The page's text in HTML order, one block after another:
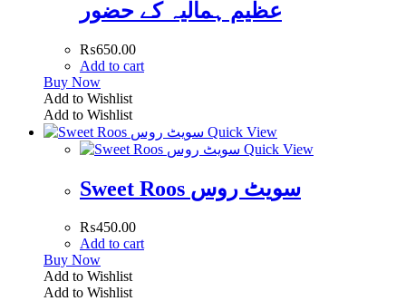
عظیم ہمالیہ کے حضور
₨650.00
Add to cart
Buy Now
Add to Wishlist
Add to Wishlist
Quick View
Quick View
Sweet Roos سویٹ روس
₨450.00
Add to cart
Buy Now
Add to Wishlist
Add to Wishlist